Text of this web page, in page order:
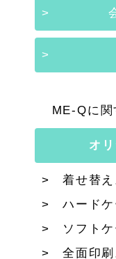
ME-Qに関
オ
着せ替
ハードケ
ソフト
全面印